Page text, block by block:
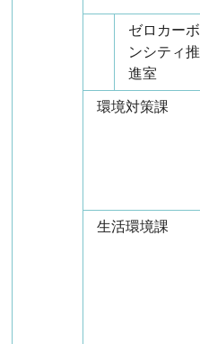
ゼロカーボ
ンシティ推
進室
環境対策課
生活環境課